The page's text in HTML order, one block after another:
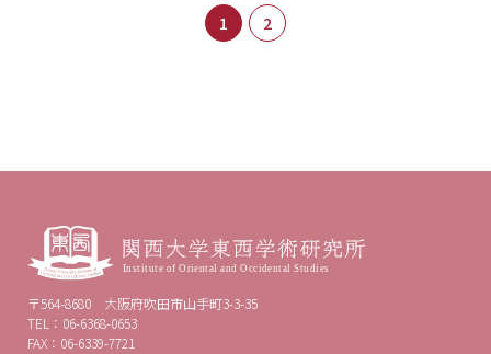
1 2
〒564-8680 大阪府吹田市山手町3-3-35
TEL：06-6368-0653
FAX：06-6339-7721